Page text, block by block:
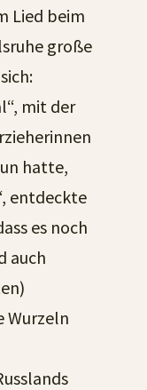
Lied beim
große
mit der
hatte,
entdeckte
es noch
auch
Wurzeln